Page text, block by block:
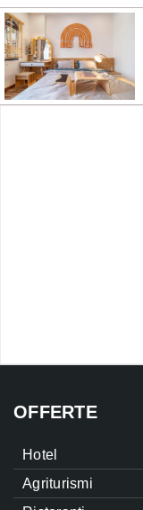
OFFERTE
Hotel
Agriturismi